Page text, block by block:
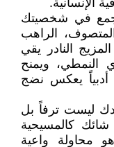
الإنسانية.
تجمع في شخصيتك
الراهب
النادر يقي
النمطي، ويمنح
أدبياً يعكس نضج
ليست ترفاً بل
كالمسيحية
هو محاولة واعية